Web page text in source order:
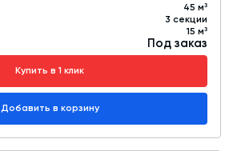
45 м³
3 секции
15 м³
Под заказ
Купить в 1 клик
Добавить в корзину